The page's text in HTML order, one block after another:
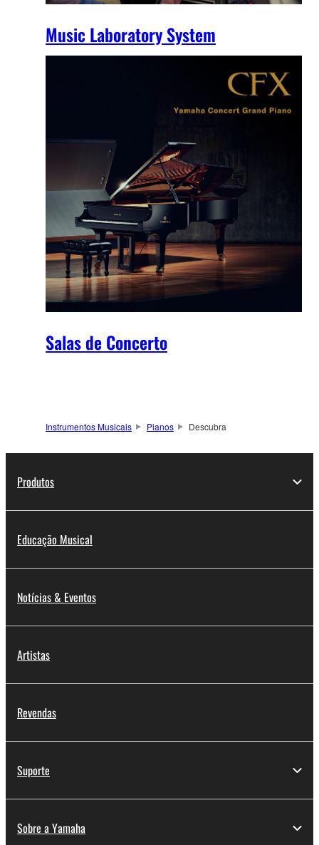
Music Laboratory System
Salas de Concerto
Instrumentos Musicais Pianos Descubra
Produtos
Educação Musical
Notícias & Eventos
Artistas
Revendas
Suporte
Sobre a Yamaha